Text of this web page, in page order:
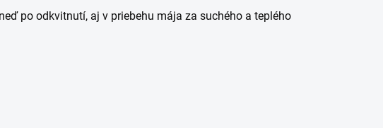
po odkvitnutí, aj v priebehu mája za suchého a teplého